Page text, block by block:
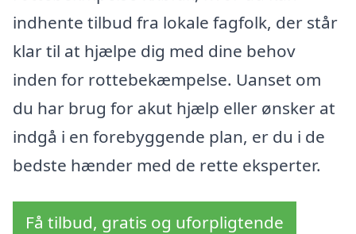
indhente tilbud fra lokale fagfolk, der står
klar til at hjælpe dig med dine behov
inden for rottebekæmpelse. Uanset om
du har brug for akut hjælp eller ønsker at
indgå i en forebyggende plan, er du i de
bedste hænder med de rette eksperter.
Få tilbud, gratis og uforpligtende